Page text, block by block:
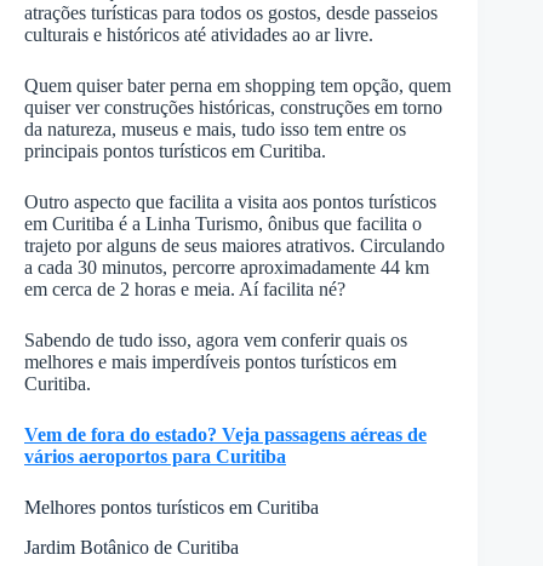
atrações turísticas para todos os gostos, desde passeios
culturais e históricos até atividades ao ar livre.
Quem quiser bater perna em shopping tem opção, quem
quiser ver construções históricas, construções em torno
da natureza, museus e mais, tudo isso tem entre os
principais pontos turísticos em Curitiba.
Outro aspecto que facilita a visita aos pontos turísticos
em Curitiba é a Linha Turismo, ônibus que facilita o
trajeto por alguns de seus maiores atrativos. Circulando
a cada 30 minutos, percorre aproximadamente 44 km
em cerca de 2 horas e meia. Aí facilita né?
Sabendo de tudo isso, agora vem conferir quais os
melhores e mais imperdíveis pontos turísticos em
Curitiba.
Vem de fora do estado? Veja passagens aéreas de
vários aeroportos para Curitiba
Melhores pontos turísticos em Curitiba
Jardim Botânico de Curitiba